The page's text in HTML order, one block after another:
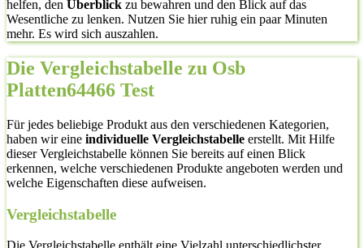
helfen, den Überblick zu bewahren und den Blick auf das
Wesentliche zu lenken. Nutzen Sie hier ruhig ein paar Minuten
mehr. Es wird sich auszahlen.
Die Vergleichstabelle zu Osb
Platten64466 Test
Für jedes beliebige Produkt aus den verschiedenen Kategorien,
haben wir eine individuelle Vergleichstabelle erstellt. Mit Hilfe
dieser Vergleichstabelle können Sie bereits auf einen Blick
erkennen, welche verschiedenen Produkte angeboten werden und
welche Eigenschaften diese aufweisen.
Vergleichstabelle